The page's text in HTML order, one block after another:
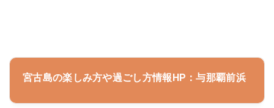
宮古島の楽しみ方や過ごし方情報HP：与那覇前浜